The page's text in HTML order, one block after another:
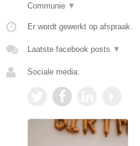
Communie ▼
Er wordt gewerkt op afspraak.
Laatste facebook posts ▼
Sociale media: